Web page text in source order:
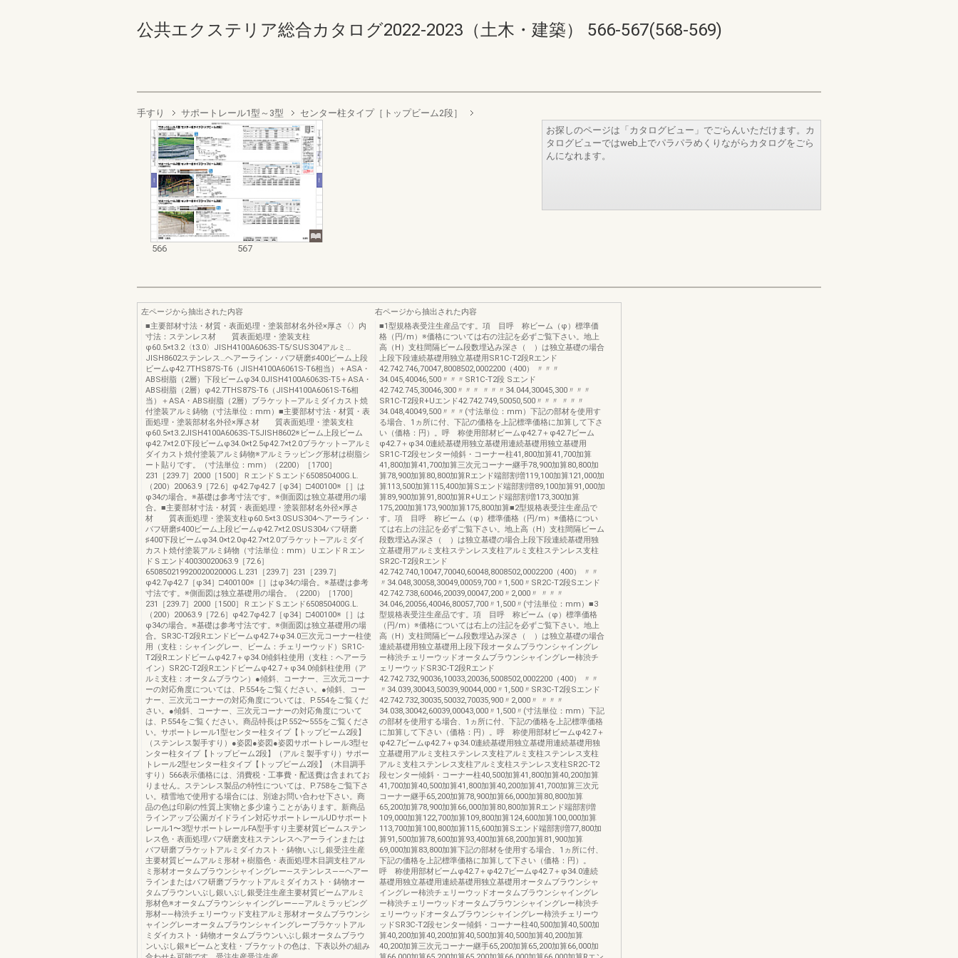
公共エクステリア総合カタログ2022-2023（土木・建築） 566-567(568-569)
手すり サポートレール1型～3型 センター柱タイプ［トップビーム2段］
566 567
お探しのページは「カタログビュー」でごらんいただけます。カ
タログビューではweb上でパラパラめくりながらカタログをごら
んになれます。
左ページから抽出された内容
■主要部材寸法・材質・表面処理・塗装部材名外径×厚さ〈〉内
寸法：ステンレス材 質表面処理・塗装支柱
φ60.5×t3.2〈t3.0〉JISH4100A6063S-T5/SUS304アルミ…
JISH8602ステンレス…ヘアーライン・バフ研磨♯400ビーム上段
ビームφ42.7THS87S-T6（JISH4100A6061S-T6相当）＋ASA・
ABS樹脂（2層）下段ビームφ34.0JISH4100A6063S-T5＋ASA・
ABS樹脂（2層）φ42.7THS87S-T6（JISH4100A6061S-T6相
当）＋ASA・ABS樹脂（2層）ブラケット—アルミダイカスト焼
付塗装アルミ鋳物（寸法単位：mm）■主要部材寸法・材質・表
面処理・塗装部材名外径×厚さ材 質表面処理・塗装支柱
φ60.5×t3.2JISH4100A6063S-T5JISH8602※ビーム上段ビーム
φ42.7×t2.0下段ビームφ34.0×t2.5φ42.7×t2.0ブラケット—アルミ
ダイカスト焼付塗装アルミ鋳物※アルミラッピング形材は樹脂シ
ート貼りです。（寸法単位：mm）（2200）［1700］
231［239.7］2000［1500］ＲエンドＳエンド650850400G.L.
（200）20063.9［72.6］φ42.7φ42.7［φ34］□400100※［］は
φ34の場合。※基礎は参考寸法です。※側面図は独立基礎用の場
合。■主要部材寸法・材質・表面処理・塗装部材名外径×厚さ
材 質表面処理・塗装支柱φ60.5×t3.0SUS304ヘアーライン・
バフ研磨♯400ビーム上段ビームφ42.7×t2.0SUS304バフ研磨
♯400下段ビームφ34.0×t2.0φ42.7×t2.0ブラケット—アルミダイ
カスト焼付塗装アルミ鋳物（寸法単位：mm）ＵエンドＲエン
ドＳエンド40030020063.9［72.6］
65085021992002002000G.L.231［239.7］231［239.7］
φ42.7φ42.7［φ34］□400100※［］はφ34の場合。※基礎は参考
寸法です。※側面図は独立基礎用の場合。（2200）［1700］
231［239.7］2000［1500］ＲエンドＳエンド650850400G.L.
（200）20063.9［72.6］φ42.7φ42.7［φ34］□400100※［］は
φ34の場合。※基礎は参考寸法です。※側面図は独立基礎用の場
合。SR3C-T2段Rエンドビームφ42.7+φ34.0三次元コーナー柱使
用（支柱：シャイングレー、ビーム：チェリーウッド）SR1C-
T2段Rエンドビームφ42.7＋φ34.0傾斜柱使用（支柱：ヘアーラ
イン）SR2C-T2段Rエンドビームφ42.7＋φ34.0傾斜柱使用（ア
ルミ支柱：オータムブラウン）●傾斜、コーナー、三次元コーナ
ーの対応角度については、P.554をご覧ください。●傾斜、コー
ナー、三次元コーナーの対応角度については、P.554をご覧くだ
さい。●傾斜、コーナー、三次元コーナーの対応角度について
は、P.554をご覧ください。商品特長はP.552〜555をご覧くださ
い。サポートレール1型センター柱タイプ【トップビーム2段】
（ステンレス製手すり）●姿図●姿図●姿図サポートレール3型セ
ンター柱タイプ【トップビーム2段】（アルミ製手すり）サポー
トレール2型センター柱タイプ【トップビーム2段】（木目調手
すり）566表示価格には、消費税・工事費・配送費は含まれてお
りません。ステンレス製品の特性については、P.758をご覧下さ
い。積雪地で使用する場合には、別途お問い合わせ下さい。商
品の色は印刷の性質上実物と多少違うことがあります。新商品
ラインアップ公園ガイドライン対応サポートレールUDサポート
レール1〜3型サポートレールFA型手すり主要材質ビームステン
レス色・表面処理バフ研磨支柱ステンレスヘアーラインまたは
バフ研磨ブラケットアルミダイカスト・鋳物いぶし銀受注生産
主要材質ビームアルミ形材＋樹脂色・表面処理木目調支柱アル
ミ形材オータムブラウンシャイングレー―ステンレス――ヘアー
ラインまたはバフ研磨ブラケットアルミダイカスト・鋳物オー
タムブラウンいぶし銀いぶし銀受注生産主要材質ビームアルミ
形材色※オータムブラウンシャイングレー――アルミラッピング
形材――柿渋チェリーウッド支柱アルミ形材オータムブラウンシ
ャイングレーオータムブラウンシャイングレーブラケットアル
ミダイカスト・鋳物オータムブラウンいぶし銀オータムブラウ
ンいぶし銀※ビームと支柱・ブラケットの色は、下表以外の組み
右ページから抽出された内容
■1型規格表受注生産品です。項 目呼 称ビーム（φ）標準価
格（円/m）※価格については右の注記を必ずご覧下さい。地上
高（H）支柱間隔ビーム段数埋込み深さ（ ）は独立基礎の場合
上段下段連続基礎用独立基礎用SR1C-T2段Rエンド
42.742.746,70047,8008502,0002200（400） 〃〃〃
34.045,40046,500〃〃〃SR1C-T2段 Sエンド
42.742.745,30046,300〃〃〃 〃〃〃34.044,30045,300〃〃〃
SR1C-T2段R+Uエンド42.742.749,50050,500〃〃〃 〃〃〃
34.048,40049,500〃〃〃(寸法単位：mm）下記の部材を使用す
る場合、1ヵ所に付、下記の価格を上記標準価格に加算して下さ
い（価格：円）。呼 称使用部材ビームφ42.7＋φ42.7ビーム
φ42.7＋φ34.0連続基礎用独立基礎用連続基礎用独立基礎用
SR1C-T2段センター傾斜・コーナー柱41,800加算41,700加算
41,800加算41,700加算三次元コーナー継手78,900加算80,800加
算78,900加算80,800加算Rエンド端部割増119,100加算121,000加
算113,500加算115,400加算Sエンド端部割増89,100加算91,000加
算89,900加算91,800加算R+Uエンド端部割増173,300加算
175,200加算173,900加算175,800加算■2型規格表受注生産品で
す。項 目呼 称ビーム（φ）標準価格（円/m）※価格につい
ては右上の注記を必ずご覧下さい。地上高（H）支柱間隔ビーム
段数埋込み深さ（ ）は独立基礎の場合上段下段連続基礎用独
立基礎用アルミ支柱ステンレス支柱アルミ支柱ステンレス支柱
SR2C-T2段Rエンド
42.742.740,10047,70040,60048,8008502,0002200（400） 〃〃
〃34.048,30058,30049,00059,700〃1,500〃SR2C-T2段Sエンド
42.742.738,60046,20039,00047,200〃2,000〃 〃〃〃
34.046,20056,40046,80057,700〃1,500〃(寸法単位：mm）■3
型規格表受注生産品です。項 目呼 称ビーム（φ）標準価格
（円/m）※価格については右上の注記を必ずご覧下さい。地上
高（H）支柱間隔ビーム段数埋込み深さ（ ）は独立基礎の場合
連続基礎用独立基礎用上段下段オータムブラウンシャイングレ
ー柿渋チェリーウッドオータムブラウンシャイングレー柿渋チ
ェリーウッドSR3C-T2段Rエンド
42.742.732,90036,10033,20036,5008502,0002200（400） 〃〃
〃34.039,30043,50039,90044,000〃1,500〃SR3C-T2段Sエンド
42.742.732,30035,50032,70035,900〃2,000〃 〃〃〃
34.038,30042,60039,00043,000〃1,500〃(寸法単位：mm）下記
の部材を使用する場合、1ヵ所に付、下記の価格を上記標準価格
に加算して下さい（価格：円）。呼 称使用部材ビームφ42.7＋
φ42.7ビームφ42.7＋φ34.0連続基礎用独立基礎用連続基礎用独
立基礎用アルミ支柱ステンレス支柱アルミ支柱ステンレス支柱
アルミ支柱ステンレス支柱アルミ支柱ステンレス支柱SR2C-T2
段センター傾斜・コーナー柱40,500加算41,800加算40,200加算
41,700加算40,500加算41,800加算40,200加算41,700加算三次元
コーナー継手65,200加算78,900加算66,000加算80,800加算
65,200加算78,900加算66,000加算80,800加算Rエンド端部割増
109,000加算122,700加算109,800加算124,600加算100,000加算
113,700加算100,800加算115,600加算Sエンド端部割増77,800加
算91,500加算78,600加算93,400加算68,200加算81,900加算
69,000加算83,800加算下記の部材を使用する場合、1ヵ所に付、
下記の価格を上記標準価格に加算して下さい（価格：円）。
呼 称使用部材ビームφ42.7＋φ42.7ビームφ42.7＋φ34.0連続
基礎用独立基礎用連続基礎用独立基礎用オータムブラウンシャ
イングレー柿渋チェリーウッドオータムブラウンシャイングレ
ー柿渋チェリーウッドオータムブラウンシャイングレー柿渋チ
ェリーウッドオータムブラウンシャイングレー柿渋チェリーウ
ッドSR3C-T2段センター傾斜・コーナー柱40,500加算40,500加
算40,200加算40,200加算40,500加算40,500加算40,200加算
40,200加算三次元コーナー継手65,200加算65,200加算66,000加